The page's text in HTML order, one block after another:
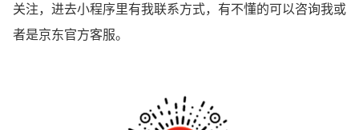
关注，进去小程序里有我联系方式，有不懂的可以咨询我或
者是京东官方客服。